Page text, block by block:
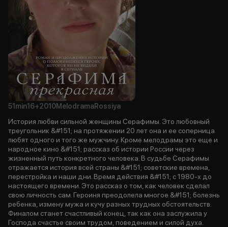
51min16+2010MelodramaRossiya
История любви сильной женщины Серафимы. Это любовный
треугольник &#151; на протяжении 20 лет она и ее соперница
любят одного и того же мужчину. Кроме мелодрамы это еще и
народное кино &#151; рассказ об истории России через
жизненный путь конкретного человека. В судьбе Серафимы
отражается история всей страны &#151; советские времена,
перестройка и наши дни. Время действия &#151; с 1980-х до
настоящего времени. Это рассказ о том, как человек сделал
свою личность сам. Героиня преодолела многое &#151; болезнь
ребенка, измену мужа и кучу разных трудных обстоятельств.
Финалом станет счастливый конец, так как она заслужила у
Господа счастье своим трудом, поведением и силой духа.